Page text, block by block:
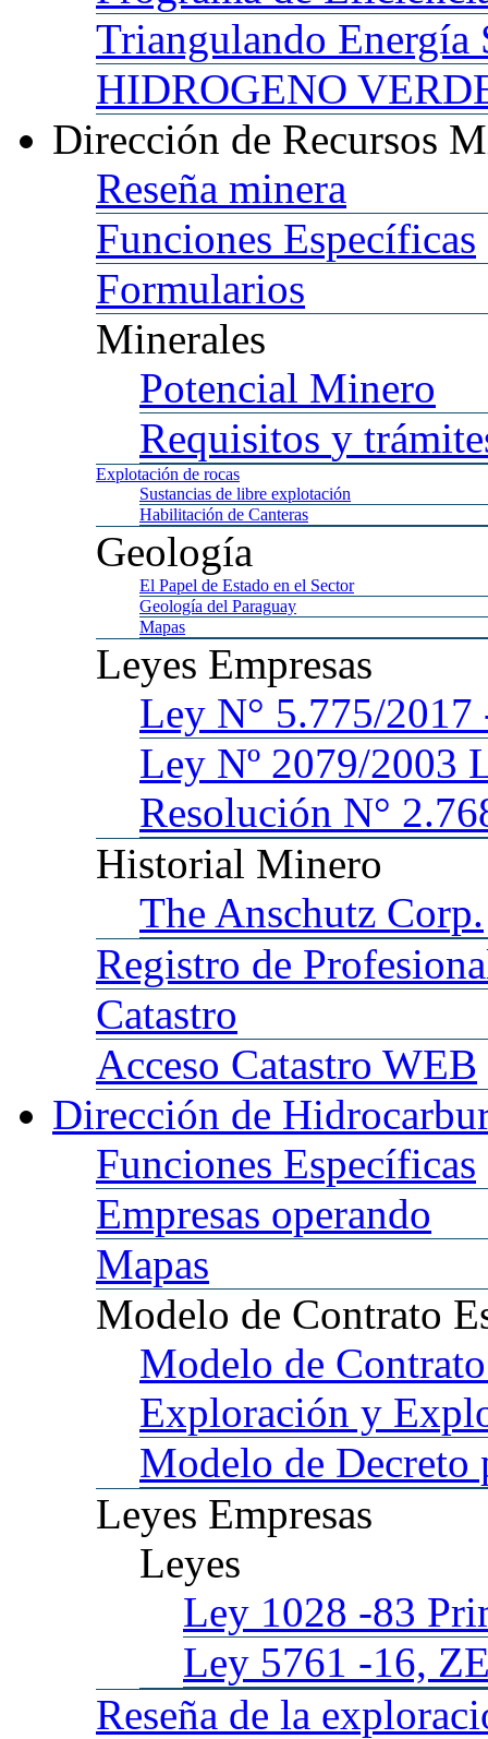
Triangulando Energía
HIDROGENO
Dirección de Recursos
Reseña minera
Funciones Específicas
Formularios
Minerales
Potencial Minero
Requisitos y
Explotación de rocas
Sustancias de libre explotación
Habilitación de Canteras
Geología
El Papel de Estado en el Sector
Geología del Paraguay
Mapas
Leyes Empresas
Ley N° 5.775/
Ley Nº 2079/2003
Resolución N°
Historial Minero
The Anschutz Corp.
Registro de
Catastro
Acceso Catastro WEB
Dirección de
Funciones Específicas
Empresas operando
Mapas
Modelo de Contrato
Modelo de
Exploración y
Modelo de Decreto
Leyes Empresas
Leyes
Ley 1028 -83
Ley 5761 -16,
Reseña de la